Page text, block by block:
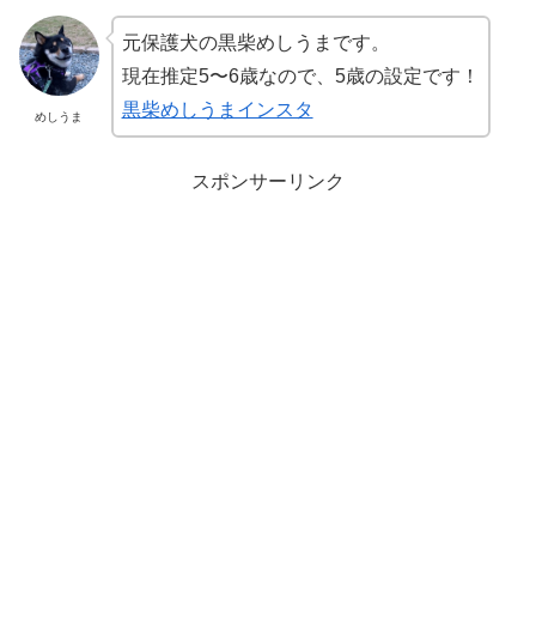
めしうま
元保護犬の黒柴めしうまです。
現在推定5〜6歳なので、5歳の設定です！
黒柴めしうまインスタ
スポンサーリンク